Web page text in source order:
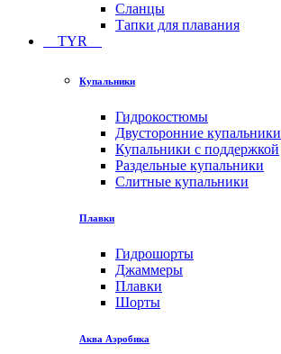
Сланцы
Тапки для плавания
TYR
Купальники
Гидрокостюмы
Двусторонние купальники
Купальники с поддержкой
Раздельные купальники
Слитные купальники
Плавки
Гидрошорты
Джаммеры
Плавки
Шорты
Аква Аэробика